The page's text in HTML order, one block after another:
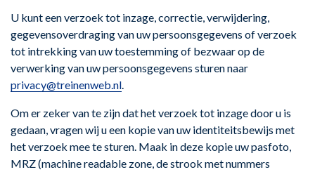
U kunt een verzoek tot inzage, correctie, verwijdering,
gegevensoverdraging van uw persoonsgegevens of verzoek
tot intrekking van uw toestemming of bezwaar op de
verwerking van uw persoonsgegevens sturen naar
privacy@treinenweb.nl.
Om er zeker van te zijn dat het verzoek tot inzage door u is
gedaan, vragen wij u een kopie van uw identiteitsbewijs met
het verzoek mee te sturen. Maak in deze kopie uw pasfoto,
MRZ (machine readable zone, de strook met nummers